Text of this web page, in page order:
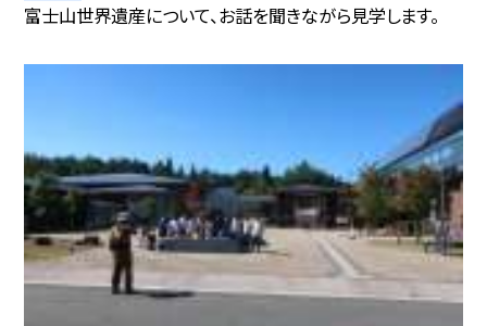
富士山世界遺産について、お話を聞きながら見学します。